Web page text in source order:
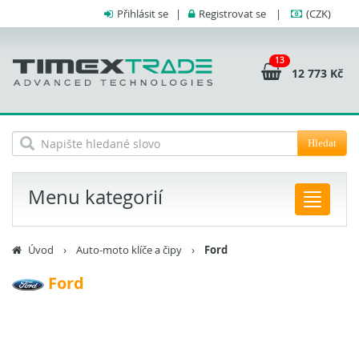
Přihlásit se | Registrovat se | (CZK)
13
12 773 Kč
Hledat
Menu kategorií
Úvod › Auto-moto klíče a čipy › Ford
Ford